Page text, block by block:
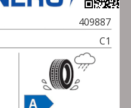
409887
C1